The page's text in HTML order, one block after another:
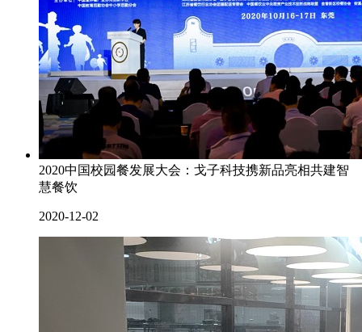
2020中国校园餐发展大会：戈子科技携新品亮相共建智
慧餐饮
2020-12-02